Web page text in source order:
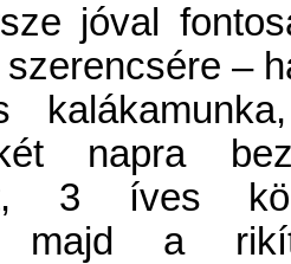
jóval
szerencsére –
napra
3 íves
majd a